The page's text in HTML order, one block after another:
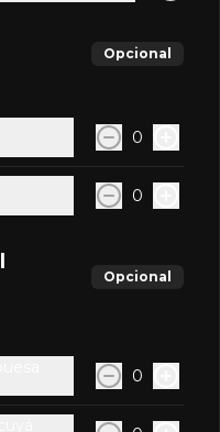
Opcional
0
0
Opcional
0